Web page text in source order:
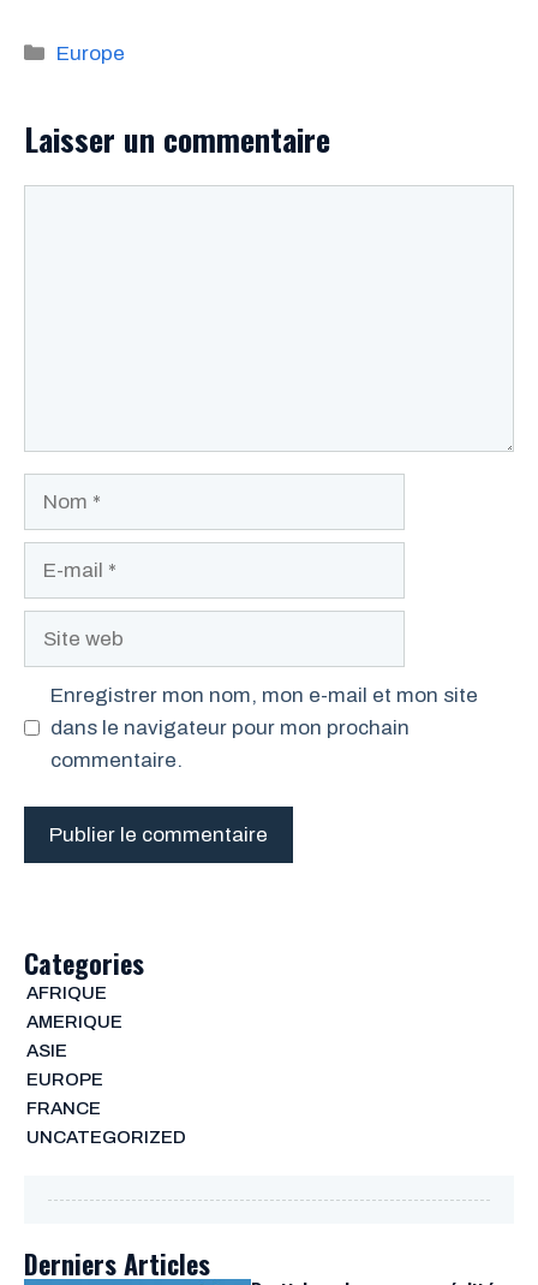
Catégories
Europe
Laisser un commentaire
Enregistrer mon nom, mon e-mail et mon site
dans le navigateur pour mon prochain
commentaire.
Categories
AFRIQUE
AMERIQUE
ASIE
EUROPE
FRANCE
UNCATEGORIZED
Derniers Articles